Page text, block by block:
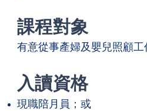
課程對象
有意從事產婦及嬰兒照顧工
入讀資格
現職陪月員；或